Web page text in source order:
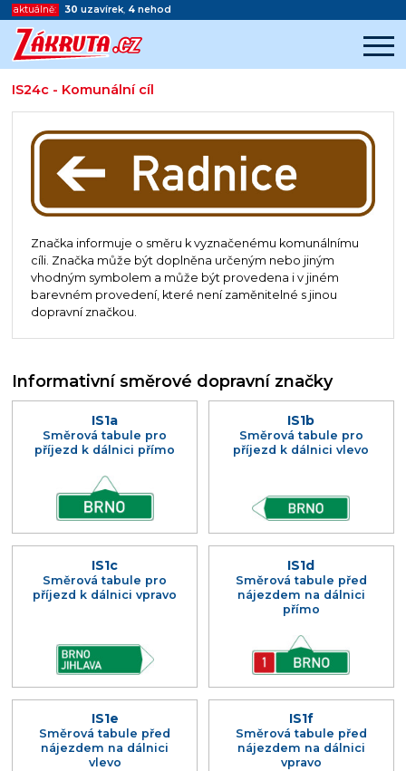
aktuálně: 30 uzavírek, 4 nehod
IS24c - Komunální cíl
Začátek reklamy
Konec reklamy
Značka informuje o směru k vyznačenému komunálnímu
cíli. Značka může být doplněna určeným nebo jiným
vhodným symbolem a může být provedena i v jiném
barevném provedení, které není zaměnitelné s jinou
dopravní značkou.
Informativní směrové dopravní značky
IS1a
Směrová tabule pro
příjezd k dálnici přímo
IS1b
Směrová tabule pro
příjezd k dálnici vlevo
IS1c
Směrová tabule pro
příjezd k dálnici vpravo
IS1d
Směrová tabule před
nájezdem na dálnici
přímo
IS1e
Směrová tabule před
nájezdem na dálnici
vlevo
IS1f
Směrová tabule před
nájezdem na dálnici
vpravo